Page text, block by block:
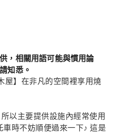
，相關用語可能與慣用論
知悉。
屋】在非凡的空間裡享用燒
以主要提供設施內經常使用
時不妨順便過來一下♪ 這是